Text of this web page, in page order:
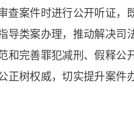
查案件时进行公开听证，
导类案办理，推动解决司
和完善罪犯减刑、假释公
正树权威，切实提升案件